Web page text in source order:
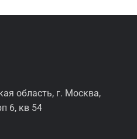
область, г. Москва,
6, кв 54